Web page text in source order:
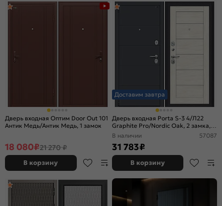
Дверь входная Оптим Door Out 101
Антик Медь/Антик Медь, 1 замок
18 080₽21 270 ₽
В корзину
Доставим завтра
Дверь входная Porta S-3 4/Л22
Graphite Pro/Nordic Oak, 2 замка, с
ночной задвижкой
В наличии 57087
31 783₽
В корзину